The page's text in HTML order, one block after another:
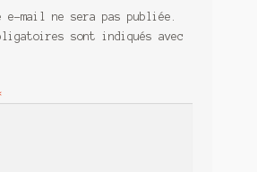
e-mail ne sera pas publiée.
sont indiqués avec